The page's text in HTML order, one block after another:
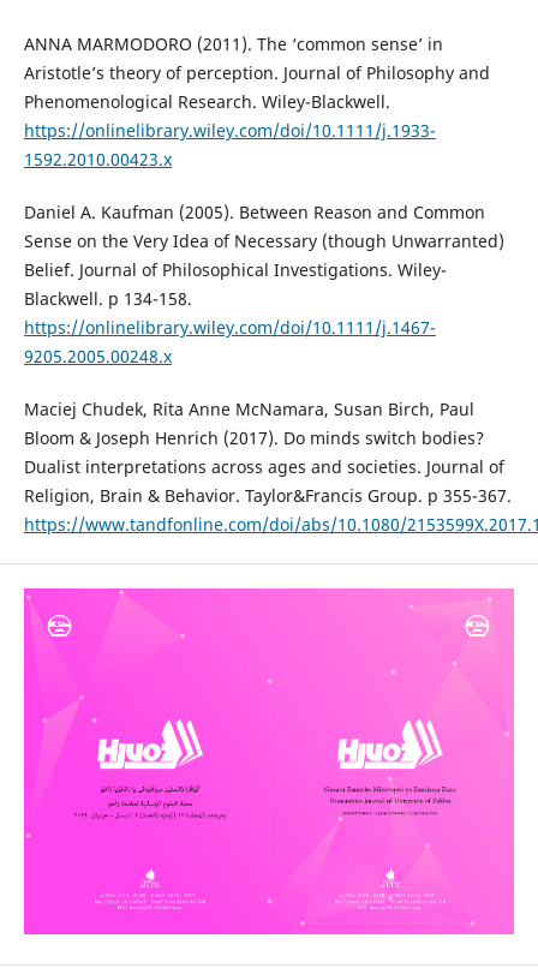
ANNA MARMODORO (2011). The ‘common sense’ in
Aristotle’s theory of perception. Journal of Philosophy and
Phenomenological Research. Wiley-Blackwell.
https://onlinelibrary.wiley.com/doi/10.1111/j.1933-
1592.2010.00423.x
Daniel A. Kaufman (2005). Between Reason and Common
Sense on the Very Idea of Necessary (though Unwarranted)
Belief. Journal of Philosophical Investigations. Wiley-
Blackwell. p 134-158.
https://onlinelibrary.wiley.com/doi/10.1111/j.1467-
9205.2005.00248.x
Maciej Chudek, Rita Anne McNamara, Susan Birch, Paul
Bloom & Joseph Henrich (2017). Do minds switch bodies?
Dualist interpretations across ages and societies. Journal of
Religion, Brain & Behavior. Taylor&Francis Group. p 355-367.
https://www.tandfonline.com/doi/abs/10.1080/